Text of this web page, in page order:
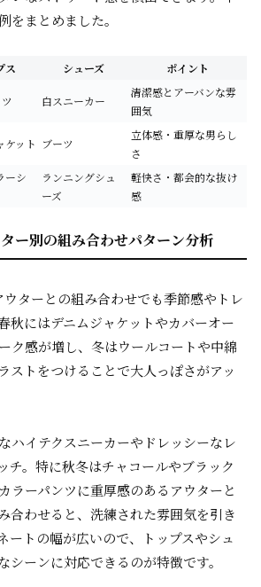
をまとめました。
ス シューズ
ポイント
白スニーカー
清潔感とアーバンな雰
囲気
ケット ブーツ
立体感・重厚な男らし
さ
ーシ
ランニングシュ
ーズ
軽快さ・都会的な抜け
感
ー別の組み合わせパターン分析
ウターとの組み合わせでも季節感やトレ
秋にはデニムジャケットやカバーオー
ク感が増し、冬はウールコートや中綿
ストをつけることで大人っぽさがアッ
ハイテクスニーカーやドレッシーなレ
チ。特に秋冬はチャコールやブラック
ラーパンツに重厚感のあるアウターと
合わせると、洗練された雰囲気を引き
ートの幅が広いので、トップスやシュ
シーンに対応できるのが特徴です。